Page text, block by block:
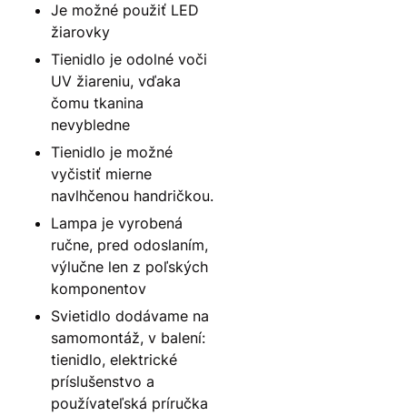
Je možné použiť LED
žiarovky
Tienidlo je odolné voči
UV žiareniu, vďaka
čomu tkanina
nevybledne
Tienidlo je možné
vyčistiť mierne
navlhčenou handričkou.
Lampa je vyrobená
ručne, pred odoslaním,
výlučne len z poľských
komponentov
Svietidlo dodávame na
samomontáž, v balení:
tienidlo, elektrické
príslušenstvo a
používateľská príručka